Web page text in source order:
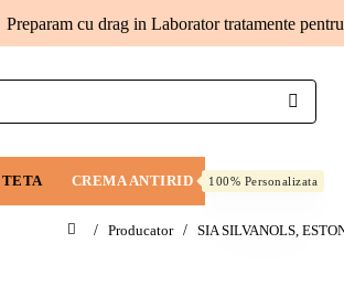
cu drag in Laborator tratamente
CREMA ANTIRID 100% Personalizata
Producator SIA SILVANOLS,